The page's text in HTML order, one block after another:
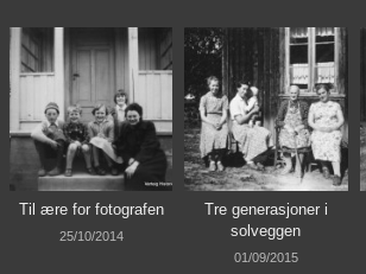
Til ære for fotografen
25/10/2014
Tre generasjoner i
solveggen
01/09/2015